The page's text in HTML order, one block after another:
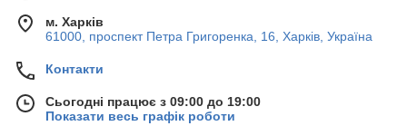
м. Харків
61000, проспект Петра Григоренка, 16, Харків, Україна
Контакти
Сьогодні працює з 09:00 до 19:00
Показати весь графік роботи